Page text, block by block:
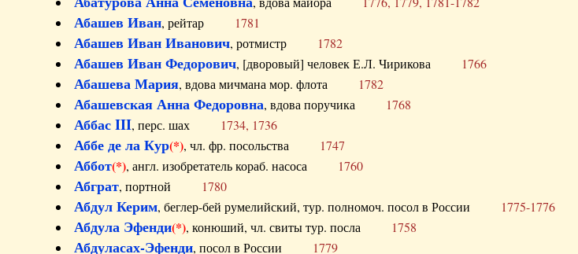
Абашев Иван, рейтар 1781
Абашев Иван Иванович, ротмистр 1782
Абашев Иван Федорович, [дворовый] человек Е.Л. Чирикова 1766
Абашева Мария, вдова мичмана мор. флота 1782
Абашевская Анна Федоровна, вдова поручика 1768
Аббас III, перс. шах 1734, 1736
Аббе де ла Кур(*), чл. фр. посольства 1747
Аббот(*), англ. изобретатель кораб. насоса 1760
Абграт, портной 1780
Абдул Керим, беглер-бей румелийский, тур. полномоч. посол в России 1775-1776
Абдула Эфенди(*), конюший, чл. свиты тур. посла 1758
Абдуласах-Эфенди, посол в России 1779